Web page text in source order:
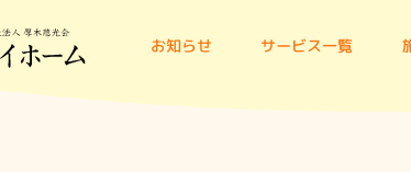
お知らせ サービス一覧